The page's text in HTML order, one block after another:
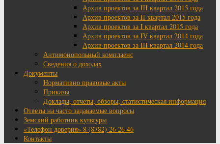
Архив проектов за III квартал 2015 года
Архив проектов за II квартал 2015 года
Архив проектов за I квартал 2015 года
Архив проектов за IV квартал 2014 года
Архив проектов за III квартал 2014 года
Антимонопольный комплаенс
Сведения о доходах
Документы
Нормативно правовые акты
Приказы
Доклады, отчеты, обзоры, статистическая информация
Ответы на часто задаваемые вопросы
Земский работник культуры
«Телефон доверия» 8 (8782) 26 26 46
Контакты